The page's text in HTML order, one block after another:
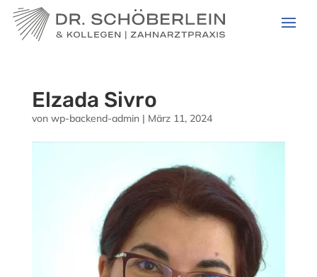
Elzada Sivro
von wp-backend-admin| März 11, 2024